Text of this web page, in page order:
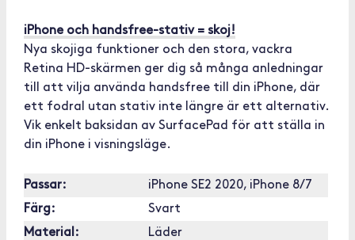
iPhone och handsfree-stativ = skoj!
Nya skojiga funktioner och den stora, vackra
Retina HD-skärmen ger dig så många anledningar
till att vilja använda handsfree till din iPhone, där
ett fodral utan stativ inte längre är ett alternativ.
Vik enkelt baksidan av SurfacePad för att ställa in
din iPhone i visningsläge.
Passar:
iPhone SE2 2020, iPhone 8/7
Färg:
Svart
Material:
Läder